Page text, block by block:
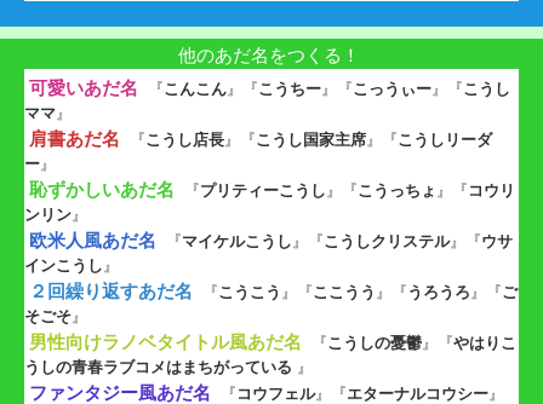
他のあだ名をつくる！
可愛いあだ名
『こんこん』『こうちー』『こっうぃー』『こうし
ママ』
肩書あだ名 『こうし店長』『こうし国家主席』『こうしリーダ
ー』
恥ずかしいあだ名 『プリティーこうし』『こうっちょ 』『 コウリ
ンリン』
欧米人風あだ名 『マイケルこうし』『こうしクリステル』『ウサ
インこうし』
２回繰り返すあだ名 『こうこう 』『ここうう 』『 うろうろ』『ご
そごそ』
男性向けラノベタイトル風あだ名 『こうしの憂鬱』『やはりこ
うしの青春ラブコメはまちがっている 』
ファンタジー風あだ名 『 コウフェル』『エターナルコウシー』